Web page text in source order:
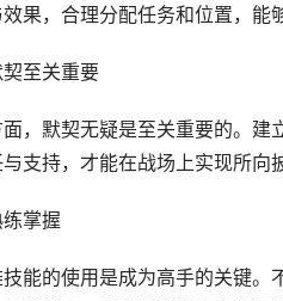
果，合理分配任务和位置，能
至关重要
，默契无疑是至关重要的。建
支持，才能在战场上实现所向
掌握
能的使用是成为高手的关键